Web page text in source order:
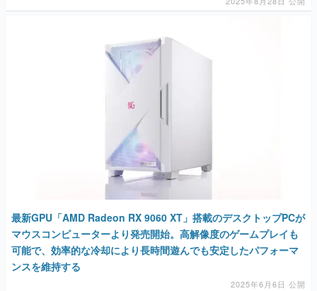
最新GPU「AMD Radeon RX 9060 XT」搭載のデスクトップPCが
マウスコンピューターより発売開始。高解像度のゲームプレイも
可能で、効率的な冷却により長時間遊んでも安定したパフォーマ
ンスを維持する
2025年6月6日 公開